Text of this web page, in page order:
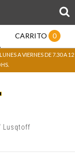
CARRITO 0
A VIERNES DE 7.30 A 12
Lusqtoff